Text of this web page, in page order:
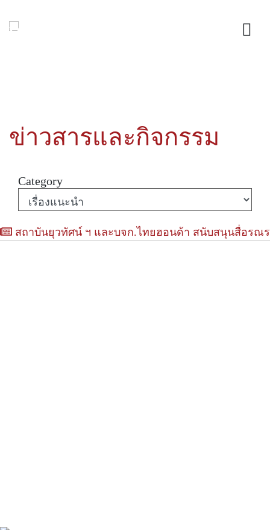
ข่าวสารและกิจกรรม
Category
สถาบันยุวทัศน์ ฯ และบจก.ไทยฮอนด้า สนับสนุนสื่อรณ